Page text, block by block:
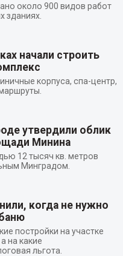
около 900 видов работ
зданиях.
начали строить
корпуса, спа-центр,
утвердили облик
Минина
12 тысяч кв. метров
Минградом.
когда не нужно
постройки на участке
на какие
льгота.